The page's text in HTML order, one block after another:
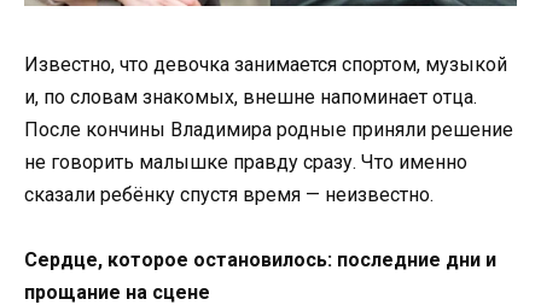
Известно, что девочка занимается спортом, музыкой
и, по словам знакомых, внешне напоминает отца.
После кончины Владимира родные приняли решение
не говорить малышке правду сразу. Что именно
сказали ребёнку спустя время — неизвестно.
Сердце, которое остановилось: последние дни и
прощание на сцене